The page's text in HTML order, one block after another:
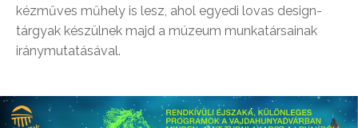
kézműves műhely is lesz, ahol egyedi lovas design-
tárgyak készülnek majd a múzeum munkatársainak
iránymutatásával.